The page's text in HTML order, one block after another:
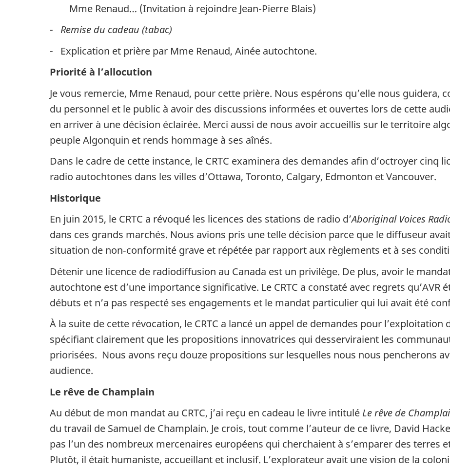
Mme Renaud… (Invitation à rejoindre Jean-Pierre Blais)
- Remise du cadeau (tabac)
- Explication et prière par Mme Renaud, Ainée autochtone.
Priorité à l’allocution
Je vous remercie, Mme Renaud, pour cette prière. Nous espérons qu’elle nous guidera,
du personnel et le public à avoir des discussions informées et ouvertes lors de cette
en arriver à une décision éclairée. Merci aussi de nous avoir accueillis sur le territoire
peuple Algonquin et rends hommage à ses aînés.
Dans le cadre de cette instance, le CRTC examinera des demandes afin d’octroyer cinq
radio autochtones dans les villes d’Ottawa, Toronto, Calgary, Edmonton et Vancouver.
Historique
En juin 2015, le CRTC a révoqué les licences des stations de radio d’Aboriginal Voices
dans ces grands marchés. Nous avions pris une telle décision parce que le diffuseur
situation de non‑conformité grave et répétée par rapport aux règlements et à ses
Détenir une licence de radiodiffusion au Canada est un privilège. De plus, avoir le
autochtone est d’une importance significative. Le CRTC a constaté avec regrets
débuts et n’a pas respecté ses engagements et le mandat particulier qui lui avait été
À la suite de cette révocation, le CRTC a lancé un appel de demandes pour
spécifiant clairement que les propositions innovatrices qui desserviraient les
priorisées. Nous avons reçu douze propositions sur lesquelles nous nous pencherons
audience.
Le rêve de Champlain
Au début de mon mandat au CRTC, j’ai reçu en cadeau le livre intitulé Le rêve de
du travail de Samuel de Champlain. Je crois, tout comme l’auteur de ce livre, David
pas l’un des nombreux mercenaires européens qui cherchaient à s’emparer des terres
Plutôt, il était humaniste, accueillant et inclusif. L’explorateur avait une vision de la